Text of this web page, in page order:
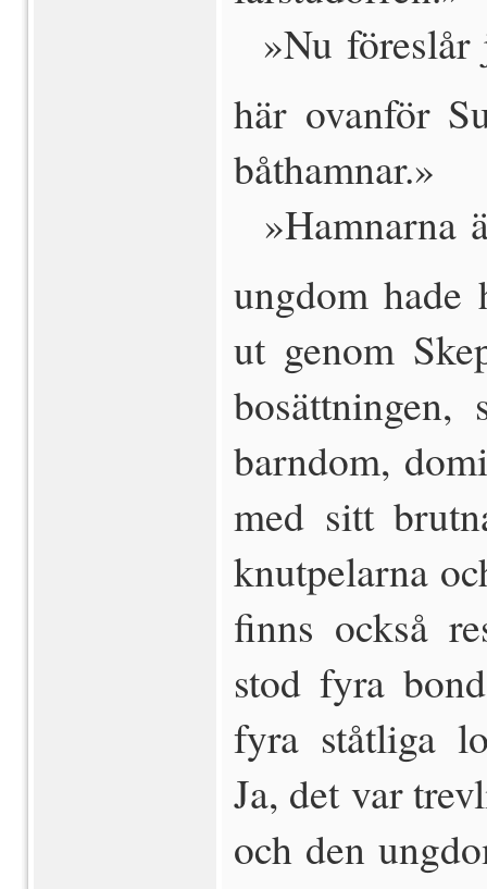
 »Nu
här ovanför
båthamnar.»

ungdom hade
ut genom
barndom,
med sitt
knutpelarna
finns också
stod fyra
fyra ståtliga
Ja, det var
och den